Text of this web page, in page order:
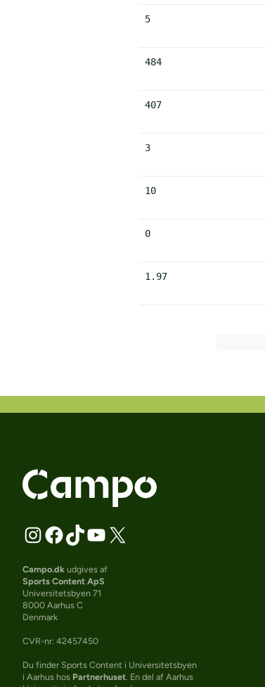
5
484
407
3
10
0
1.97
Campo.dk udgives af
Sports Content ApS
Universitetsbyen 71
8000 Aarhus C
Denmark
CVR-nr: 42457450
Du finder Sports Content i Universitetsbyen
i Aarhus hos Partnerhuset . En del af Aarhus